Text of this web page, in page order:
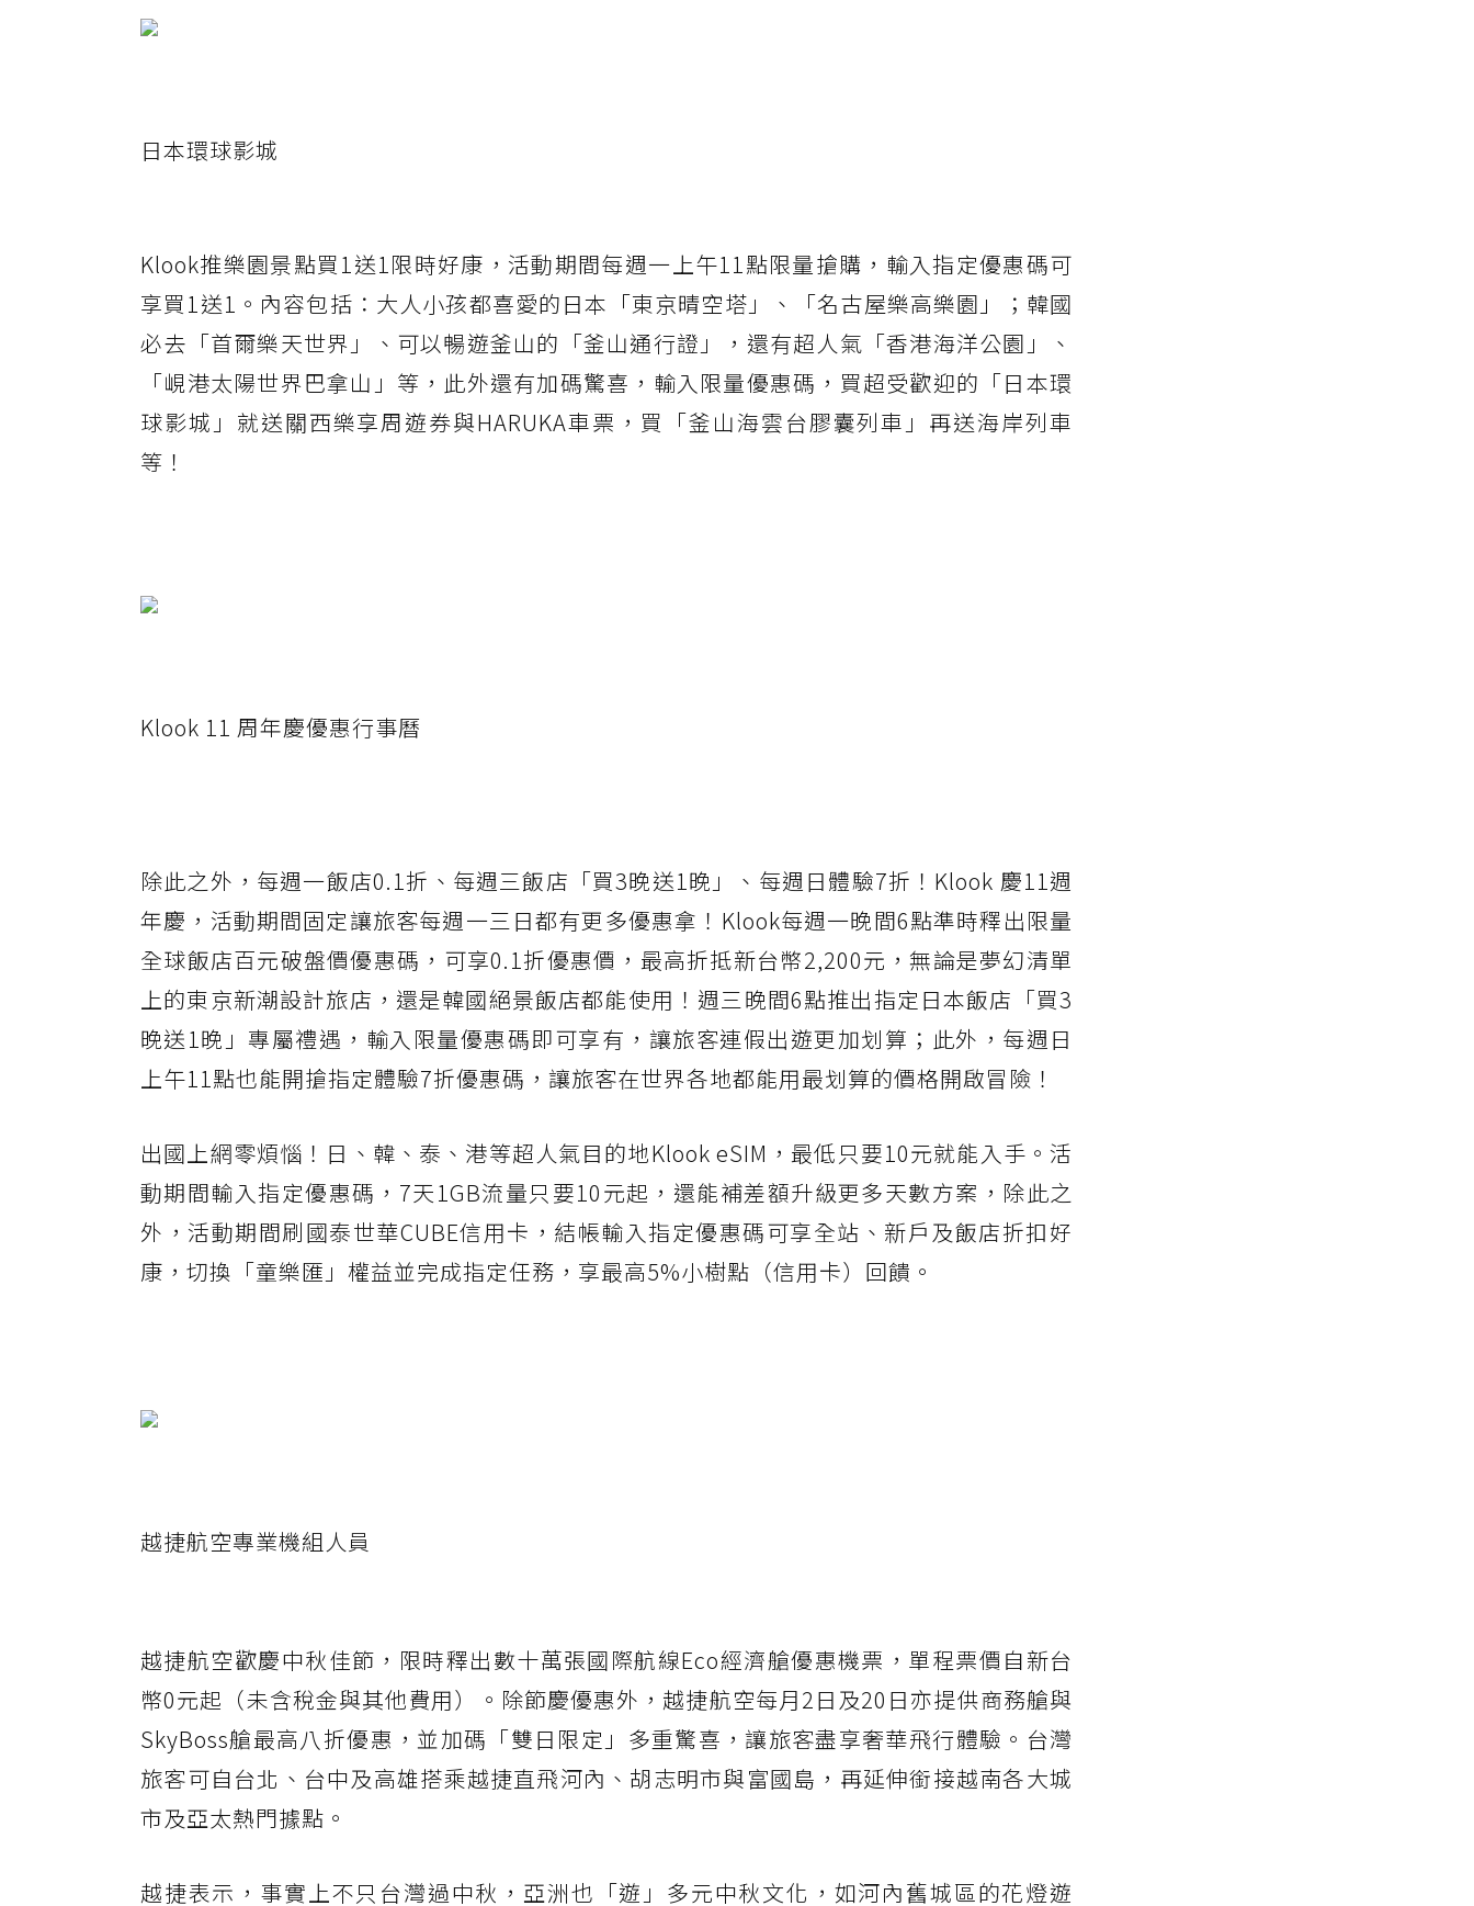
日本環球影城
Klook推樂園景點買1送1限時好康，活動期間每週一上午11點限量搶購，輸入指定優惠碼可
享買1送1。內容包括：大人小孩都喜愛的日本「東京晴空塔」、「名古屋樂高樂園」；韓國
必去「首爾樂天世界」、可以暢遊釜山的「釜山通行證」，還有超人氣「香港海洋公園」、
「峴港太陽世界巴拿山」等，此外還有加碼驚喜，輸入限量優惠碼，買超受歡迎的「日本環
球影城」就送關西樂享周遊券與HARUKA車票，買「釜山海雲台膠囊列車」再送海岸列車
等！
Klook 11 周年慶優惠行事曆
除此之外，每週一飯店0.1折、每週三飯店「買3晚送1晚」、每週日體驗7折！Klook 慶11週
年慶，活動期間固定讓旅客每週一三日都有更多優惠拿！Klook每週一晚間6點準時釋出限量
全球飯店百元破盤價優惠碼，可享0.1折優惠價，最高折抵新台幣2,200元，無論是夢幻清單
上的東京新潮設計旅店，還是韓國絕景飯店都能使用！週三晚間6點推出指定日本飯店「買3
晚送1晚」專屬禮遇，輸入限量優惠碼即可享有，讓旅客連假出遊更加划算；此外，每週日
上午11點也能開搶指定體驗7折優惠碼，讓旅客在世界各地都能用最划算的價格開啟冒險！
出國上網零煩惱！日、韓、泰、港等超人氣目的地Klook eSIM，最低只要10元就能入手。活
動期間輸入指定優惠碼，7天1GB流量只要10元起，還能補差額升級更多天數方案，除此之
外，活動期間刷國泰世華CUBE信用卡，結帳輸入指定優惠碼可享全站、新戶及飯店折扣好
康，切換「童樂匯」權益並完成指定任務，享最高5%小樹點（信用卡）回饋。
越捷航空專業機組人員
越捷航空歡慶中秋佳節，限時釋出數十萬張國際航線Eco經濟艙優惠機票，單程票價自新台
幣0元起（未含稅金與其他費用）。除節慶優惠外，越捷航空每月2日及20日亦提供商務艙與
SkyBoss艙最高八折優惠，並加碼「雙日限定」多重驚喜，讓旅客盡享奢華飛行體驗。台灣
旅客可自台北、台中及高雄搭乘越捷直飛河內、胡志明市與富國島，再延伸銜接越南各大城
市及亞太熱門據點。
越捷表示，事實上不只台灣過中秋，亞洲也「遊」多元中秋文化，如河內舊城區的花燈遊